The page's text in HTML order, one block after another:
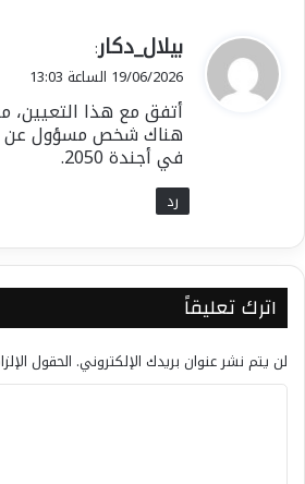
ي
ق
ل
بيلال_دكار:
19/06/2026 الساعة 13:03
أتفق مع هذا التعيين،
هناك شخص مسؤول عن
في أجندة 2050.
رد
اترك تعليقاً
لن يتم نشر عنوان بريدك الإلكتروني. الحقول